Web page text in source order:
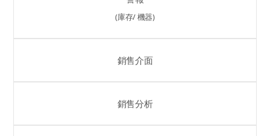
(庫存/ 機器)
銷售介面
銷售分析